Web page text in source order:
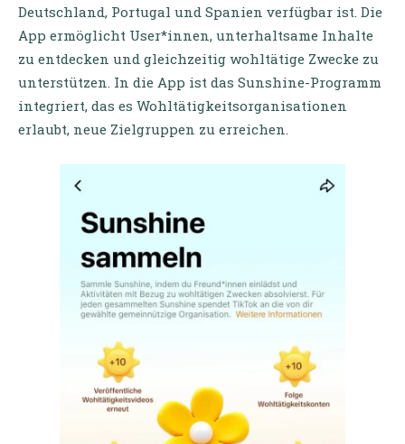
Deutschland, Portugal und Spanien verfügbar ist. Die
App ermöglicht User*innen, unterhaltsame Inhalte
zu entdecken und gleichzeitig wohltätige Zwecke zu
unterstützen. In die App ist das Sunshine-Programm
integriert, das es Wohltätigkeitsorganisationen
erlaubt, neue Zielgruppen zu erreichen.